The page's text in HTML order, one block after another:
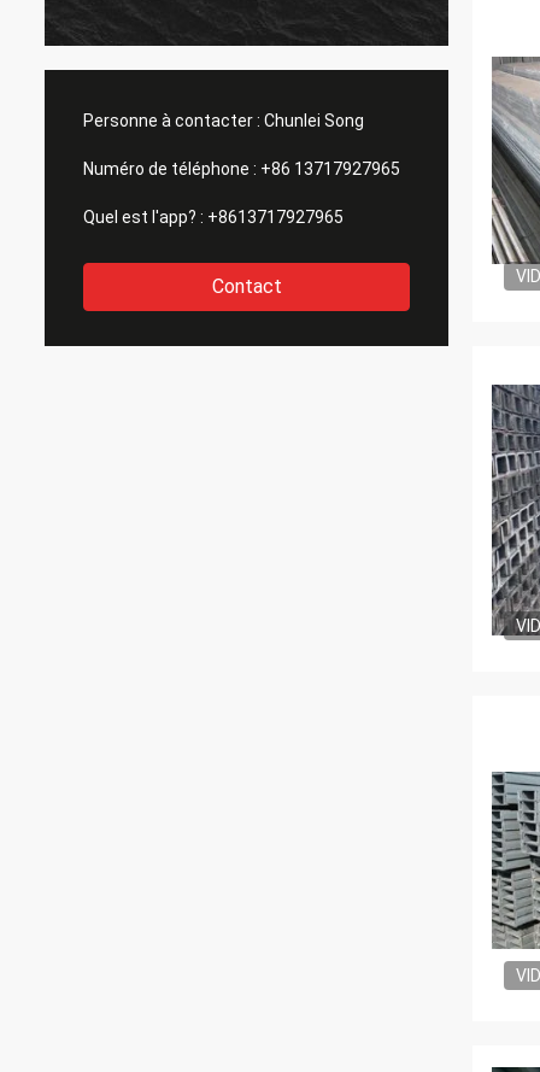
Personne à contacter : Chunlei Song
Numéro de téléphone : +86 13717927965
Quel est l'app? : +8613717927965
Contact